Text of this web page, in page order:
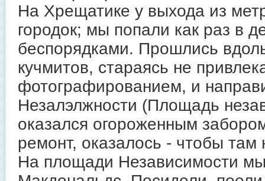
На Хрещатике у выхода из
городок; мы попали как раз в
беспорядками. Прошлись
кучмитов, стараясь не
фотографированием, и
Незалэлжности (Площадь
оказался огороженным
ремонт, оказалось - чтобы там
На площади Независимости